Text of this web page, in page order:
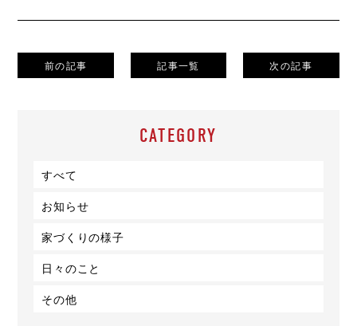
前の記事 記事一覧 次の記事
CATEGORY
すべて
お知らせ
家づくりの様子
日々のこと
その他